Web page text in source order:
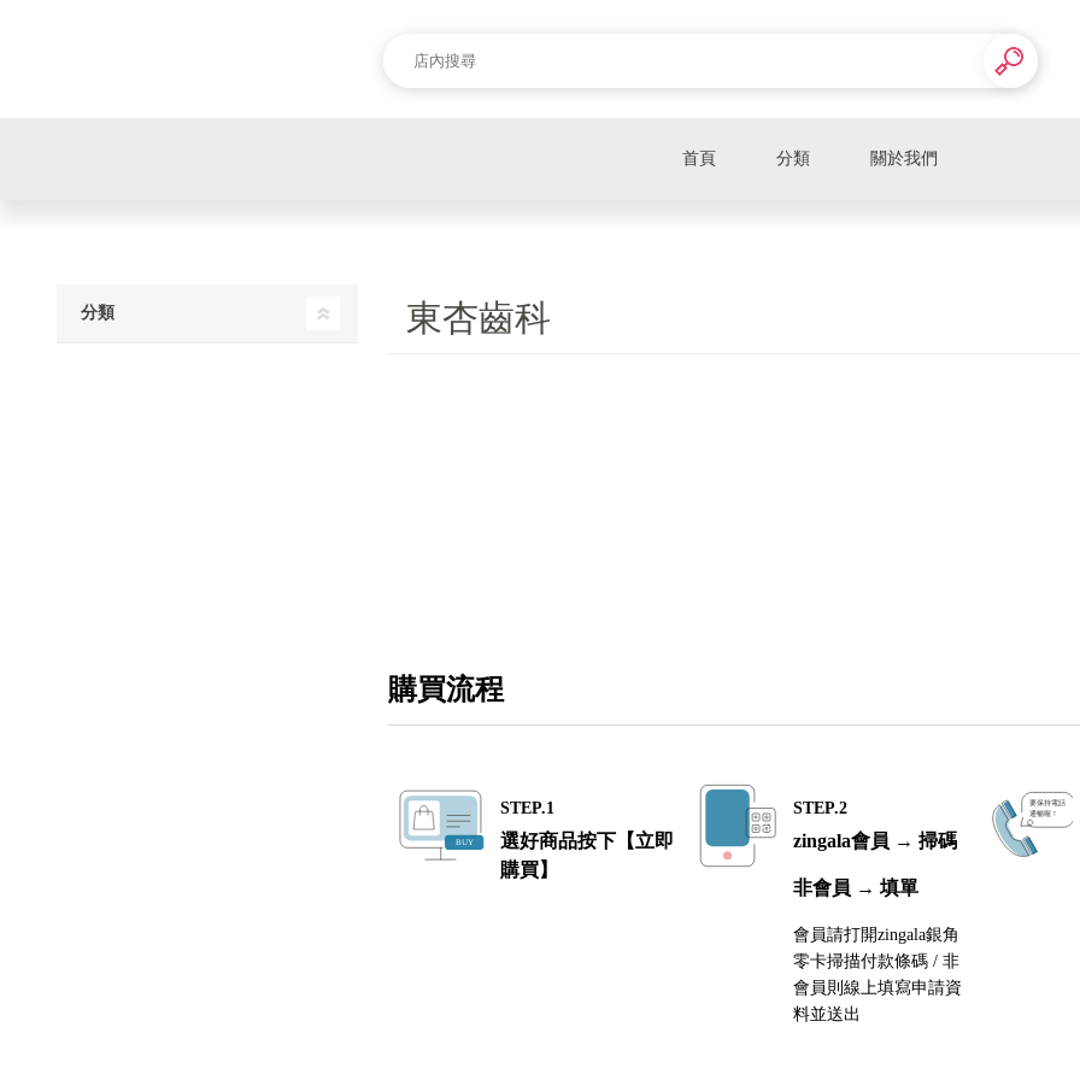
首頁 分類 關於我們
東杏齒科
購買流程
STEP.1
選好商品按下【立即
購買】
STEP.2
zingala會員 → 掃碼
非會員 → 填單
會員請打開zingala銀角
零卡掃描付款條碼 / 非
會員則線上填寫申請資
料並送出
分類